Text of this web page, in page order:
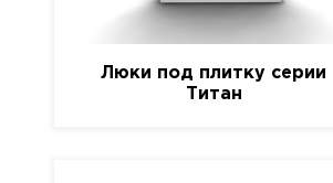
Люки под плитку серии
Титан